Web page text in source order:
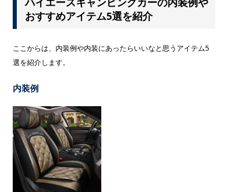
おすすめアイテム5選を紹介
ここからは、内装例や内装にあったらいいなと思うアイテム5
選を紹介します。
内装例